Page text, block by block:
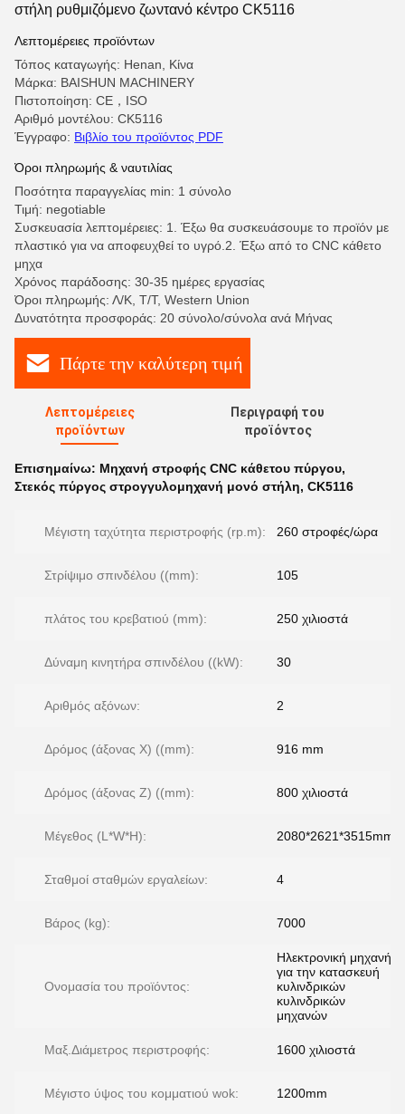
στήλη ρυθμιζόμενο ζωντανό κέντρο CK5116
Λεπτομέρειες προϊόντων
Τόπος καταγωγής: Henan, Κίνα
Μάρκα: BAISHUN MACHINERY
Πιστοποίηση: CE，ISO
Αριθμό μοντέλου: CK5116
Έγγραφο: Βιβλίο του προϊόντος PDF
Όροι πληρωμής & ναυτιλίας
Ποσότητα παραγγελίας min: 1 σύνολο
Τιμή: negotiable
Συσκευασία λεπτομέρειες: 1. Έξω θα συσκευάσουμε το προϊόν με
πλαστικό για να αποφευχθεί το υγρό.2. Έξω από το CNC κάθετο
μηχα
Χρόνος παράδοσης: 30-35 ημέρες εργασίας
Όροι πληρωμής: Λ/Κ, Τ/Τ, Western Union
Δυνατότητα προσφοράς: 20 σύνολο/σύνολα ανά Μήνας
Πάρτε την καλύτερη τιμή
Λεπτομέρειες
προϊόντων
Περιγραφή του
προϊόντος
Επισημαίνω: Μηχανή στροφής CNC κάθετου πύργου,
Στεκός πύργος στρογγυλομηχανή μονό στήλη, CK5116
Μέγιστη ταχύτητα περιστροφής (rp.m): 260 στροφές/ώρα
Στρίψιμο σπινδέλου ((mm): 105
πλάτος του κρεβατιού (mm): 250 χιλιοστά
Δύναμη κινητήρα σπινδέλου ((kW): 30
Αριθμός αξόνων: 2
Δρόμος (άξονας Χ) ((mm): 916 mm
Δρόμος (άξονας Z) ((mm): 800 χιλιοστά
Μέγεθος (L*W*H): 2080*2621*3515mm
Σταθμοί σταθμών εργαλείων: 4
Βάρος (kg): 7000
Ονομασία του προϊόντος:
Ηλεκτρονική μηχανή
για την κατασκευή
κυλινδρικών
κυλινδρικών
μηχανών
Μαξ.Διάμετρος περιστροφής: 1600 χιλιοστά
Μέγιστο ύψος του κομματιού wok: 1200mm